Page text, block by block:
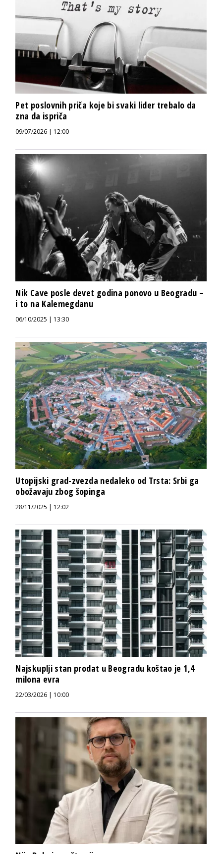
Pet poslovnih priča koje bi svaki lider trebalo da
zna da ispriča
09/07/2026 | 12:00
Nik Cave posle devet godina ponovo u Beogradu –
i to na Kalemegdanu
06/10/2025 | 13:30
Utopijski grad-zvezda nedaleko od Trsta: Srbi ga
obožavaju zbog šopinga
28/11/2025 | 12:02
Najskuplji stan prodat u Beogradu koštao je 1,4
milona evra
22/03/2026 | 10:00